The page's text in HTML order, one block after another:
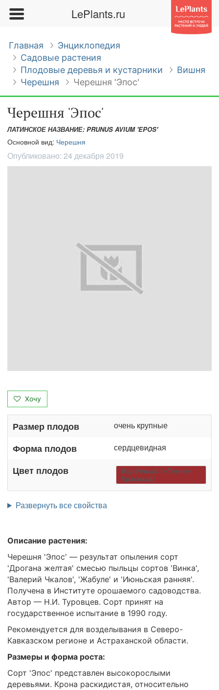
LePlants.ru
Главная
Энциклопедия
Садовые растения
Плодовые деревья и кустарники
Вишня
Черешня
Черешня 'Эпос'
Черешня 'Эпос'
ЛАТИНСКОЕ НАЗВАНИЕ: PRUNUS AVIUM 'EPOS'
Основной вид: Черешня
Опубликовано: 24 декабря 2019
Хочу
Размер плодов очень крупные
Форма плодов сердцевидная
Цвет плодов
Бордовый (=Темно-
Красный)
Развернуть все свойства
Описание растения:
Черешня 'Эпос' — результат опыления сорт
'Дрогана желтая' смесью пыльцы сортов 'Винка',
'Валерий Чкалов', 'Жабуле' и 'Июньская ранняя'.
Получена в Институте орошаемого садоводства.
Автор — Н.И. Туровцев. Сорт принят на
государственное испытание в 1990 году.
Рекомендуется для возделывания в Северо-
Кавказском регионе и Астраханской области.
Размеры и форма роста:
Сорт 'Эпос' представлен высокорослыми
деревьями. Крона раскидистая, относительно